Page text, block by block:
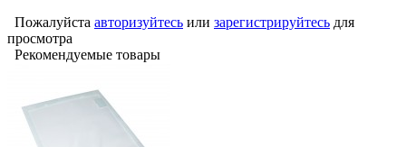
Пожалуйста авторизуйтесь или зарегистрируйтесь для
просмотра
Рекомендуемые товары